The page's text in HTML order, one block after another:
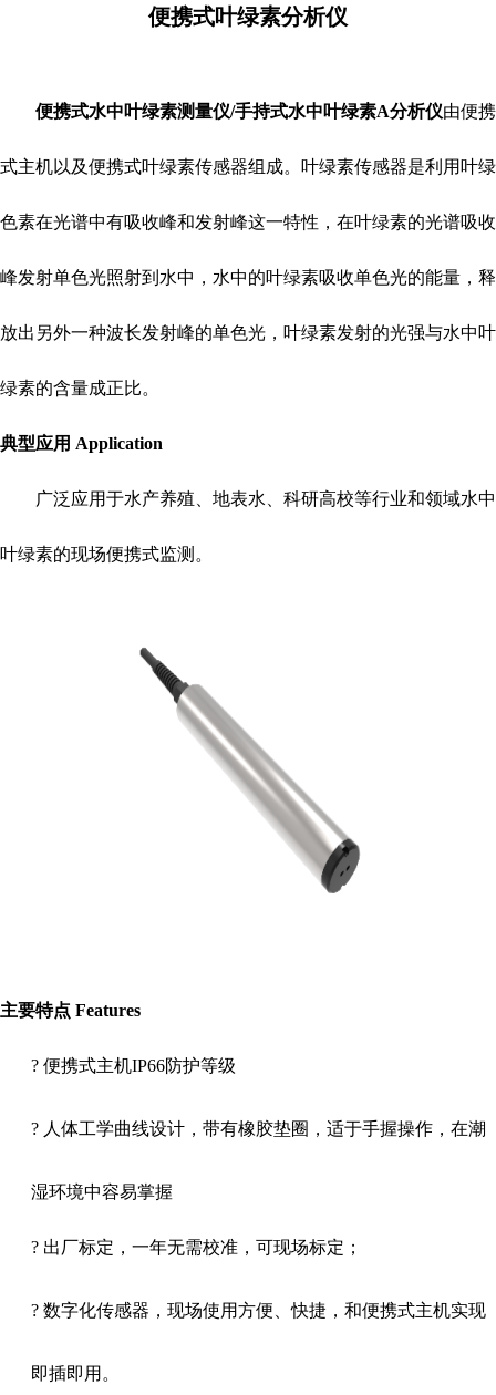
便携式叶绿素分析仪
便携式水中叶绿素测量仪/手持式水中叶绿素A分析仪由便携
式主机以及便携式叶绿素传感器组成。叶绿素传感器是利用叶绿
色素在光谱中有吸收峰和发射峰这一特性，在叶绿素的光谱吸收
峰发射单色光照射到水中，水中的叶绿素吸收单色光的能量，释
放出另外一种波长发射峰的单色光，叶绿素发射的光强与水中叶
绿素的含量成正比。
典型应用 Application
广泛应用于水产养殖、地表水、科研高校等行业和领域水中
叶绿素的现场便携式监测。
主要特点 Features
? 便携式主机IP66防护等级
? 人体工学曲线设计，带有橡胶垫圈，适于手握操作，在潮
湿环境中容易掌握
? 出厂标定，一年无需校准，可现场标定；
? 数字化传感器，现场使用方便、快捷，和便携式主机实现
即插即用。